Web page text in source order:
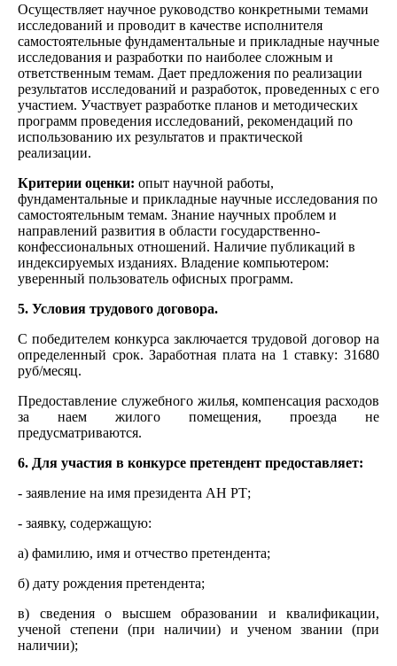
Осуществляет научное руководство конкретными темами
исследований и проводит в качестве исполнителя
самостоятельные фундаментальные и прикладные научные
исследования и разработки по наиболее сложным и
ответственным темам. Дает предложения по реализации
результатов исследований и разработок, проведенных с его
участием. Участвует разработке планов и методических
программ проведения исследований, рекомендаций по
использованию их результатов и практической
реализации.
Критерии оценки: опыт научной работы,
фундаментальные и прикладные научные исследования по
самостоятельным темам. Знание научных проблем и
направлений развития в области государственно-
конфессиональных отношений. Наличие публикаций в
индексируемых изданиях. Владение компьютером:
уверенный пользователь офисных программ.
5. Условия трудового договора.
С победителем конкурса заключается трудовой договор на
определенный срок. Заработная плата на 1 ставку: 31680
руб/месяц.
Предоставление служебного жилья, компенсация расходов
за наем жилого помещения, проезда не
предусматриваются.
6. Для участия в конкурсе претендент предоставляет:
- заявление на имя президента АН РТ;
- заявку, содержащую:
а) фамилию, имя и отчество претендента;
б) дату рождения претендента;
в) сведения о высшем образовании и квалификации,
ученой степени (при наличии) и ученом звании (при
наличии);